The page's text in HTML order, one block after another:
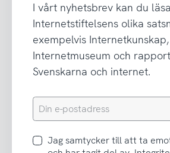
I vårt nyhetsbrev kan du
Internetstiftelsens olika
exempelvis Internetkunskap,
Internetmuseum och
Svenskarna och internet.
Din
e-
JagJag samtycker till att ta